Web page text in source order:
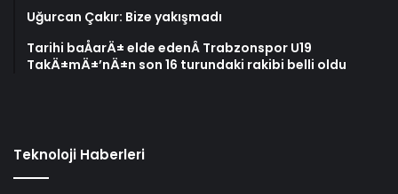
Uğurcan Çakır: Bize yakışmadı
Tarihi baÅarÄ± elde edenÂ Trabzonspor U19
TakÄ±mÄ±’nÄ±n son 16 turundaki rakibi belli oldu
Teknoloji Haberleri